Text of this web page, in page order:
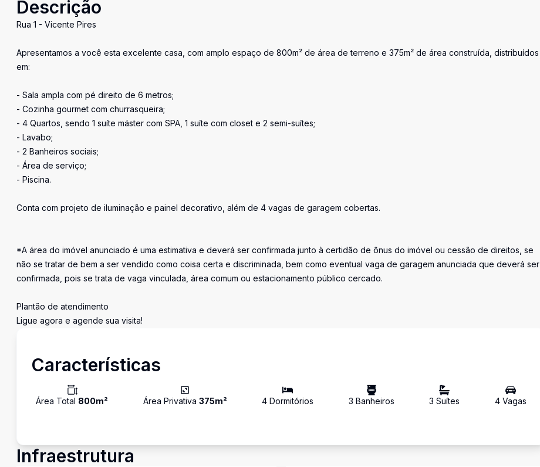
Descrição
Rua 1 - Vicente Pires
Apresentamos a você esta excelente casa, com amplo espaço de 800m² de área de terreno e 375m² de área construída, distribuídos
em:
- Sala ampla com pé direito de 6 metros;
- Cozinha gourmet com churrasqueira;
- 4 Quartos, sendo 1 suíte máster com SPA, 1 suíte com closet e 2 semi-suítes;
- Lavabo;
- 2 Banheiros sociais;
- Área de serviço;
- Piscina.
Conta com projeto de iluminação e painel decorativo, além de 4 vagas de garagem cobertas.
*A área do imóvel anunciado é uma estimativa e deverá ser confirmada junto à certidão de ônus do imóvel ou cessão de direitos, se
não se tratar de bem a ser vendido como coisa certa e discriminada, bem como eventual vaga de garagem anunciada que deverá ser
confirmada, pois se trata de vaga vinculada, área comum ou estacionamento público cercado.
Plantão de atendimento
Ligue agora e agende sua visita!
Características
Área Total 800m² Área Privativa 375m² 4 Dormitórios 3 Banheiros 3 Suítes 4Vagas
Infraestrutura